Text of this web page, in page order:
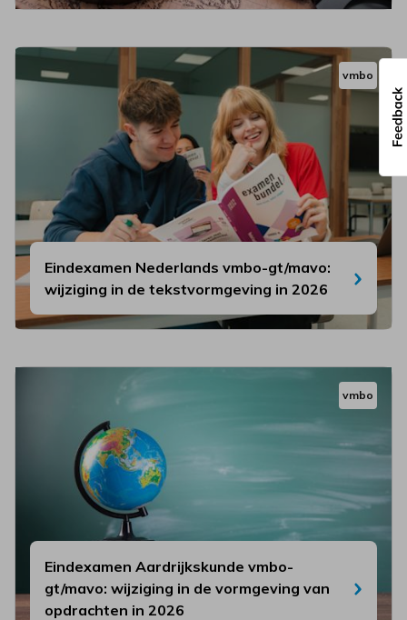
vmbo
Eindexamen Nederlands vmbo-gt/mavo:
wijziging in de tekstvormgeving in 2026
vmbo
Eindexamen Aardrijkskunde vmbo-
gt/mavo: wijziging in de vormgeving van
opdrachten in 2026